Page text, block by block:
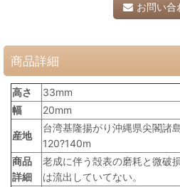
お問い合
商品詳細
高さ
33mm
幅
20mm
産地
台湾基隆揚がり沖縄県尖閣諸
120?140m
商品
詳細
老成に伴う殻表の磨耗と微破
は流出していてない。